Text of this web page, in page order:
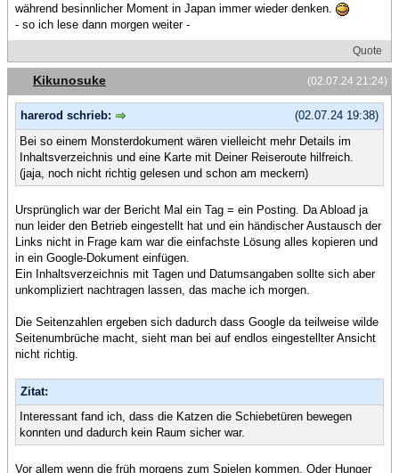
während besinnlicher Moment in Japan immer wieder denken.
- so ich lese dann morgen weiter -
Quote
(02.07.24 21:24)
Kikunosuke
(02.07.24 19:38)
harerod schrieb:
Bei so einem Monsterdokument wären vielleicht mehr Details im
Inhaltsverzeichnis und eine Karte mit Deiner Reiseroute hilfreich.
(jaja, noch nicht richtig gelesen und schon am meckern)
Ursprünglich war der Bericht Mal ein Tag = ein Posting. Da Abload ja
nun leider den Betrieb eingestellt hat und ein händischer Austausch der
Links nicht in Frage kam war die einfachste Lösung alles kopieren und
in ein Google-Dokument einfügen.
Ein Inhaltsverzeichnis mit Tagen und Datumsangaben sollte sich aber
unkompliziert nachtragen lassen, das mache ich morgen.
Die Seitenzahlen ergeben sich dadurch dass Google da teilweise wilde
Seitenumbrüche macht, sieht man bei auf endlos eingestellter Ansicht
nicht richtig.
Zitat:
Interessant fand ich, dass die Katzen die Schiebetüren bewegen
konnten und dadurch kein Raum sicher war.
Vor allem wenn die früh morgens zum Spielen kommen. Oder Hunger